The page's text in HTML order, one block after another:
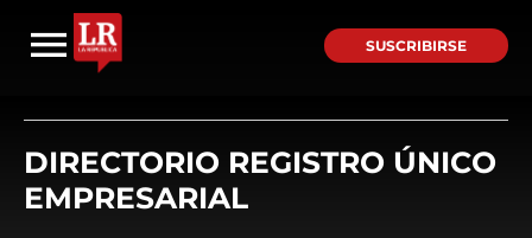
SUSCRIBIRSE
DIRECTORIO REGISTRO ÚNICO
EMPRESARIAL